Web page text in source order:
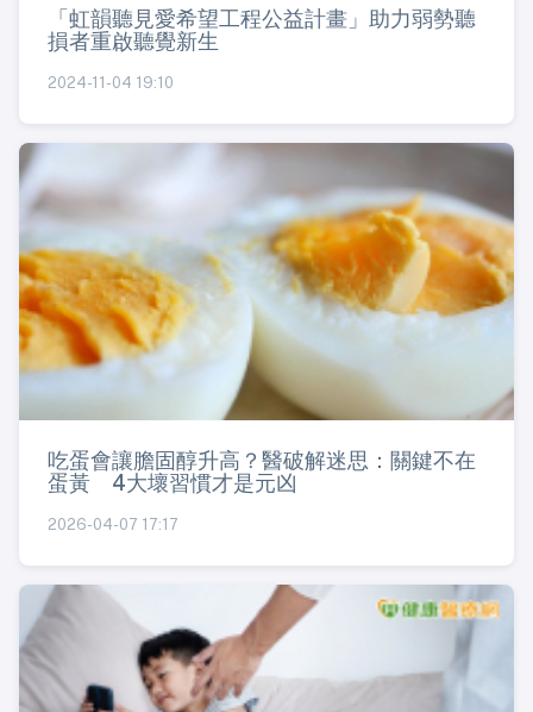
「虹韻聽見愛希望工程公益計畫」助力弱勢聽
損者重啟聽覺新生
2024-11-04 19:10
吃蛋會讓膽固醇升高？醫破解迷思：關鍵不在
蛋黃 4大壞習慣才是元凶
2026-04-07 17:17